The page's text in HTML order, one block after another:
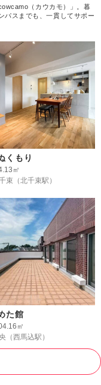
（カウカモ）」。暮
パスまでも、一貫してサポー
くもり
㎡
束 （北千束駅）
た館
㎡
（西馬込駅）